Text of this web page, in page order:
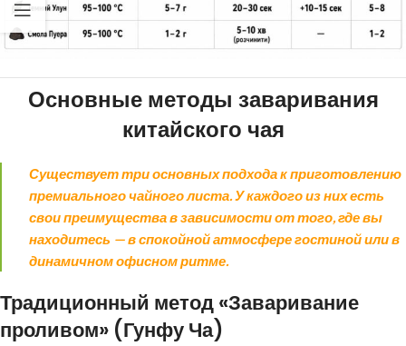
Основные методы заваривания
китайского чая
Существует три основных подхода к приготовлению
премиального чайного листа. У каждого из них есть
свои преимущества в зависимости от того, где вы
находитесь — в спокойной атмосфере гостиной или в
динамичном офисном ритме.
Традиционный метод «Заваривание
проливом» (Гунфу Ча)